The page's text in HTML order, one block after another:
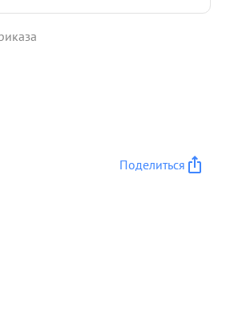
Построено два
Поделиться